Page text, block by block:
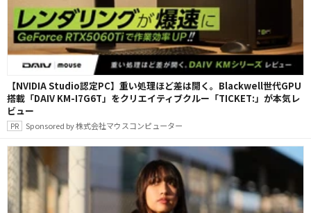
【NVIDIA Studio認定PC】重い処理ほど差は開く。Blackwell世代GPU
搭載「DAIV KM-I7G6T」をクリエイティブクルー「TICKET:」が本気レ
ビュー
Sponsored by 株式会社マウスコンピューター